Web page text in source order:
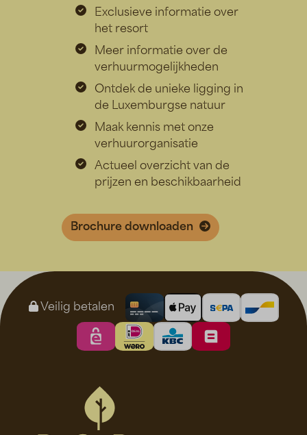
Exclusieve informatie over
het resort
Meer informatie over de
verhuurmogelijkheden
Ontdek de unieke ligging in
de Luxemburgse natuur
Maak kennis met onze
verhuurorganisatie
Actueel overzicht van de
prijzen en beschikbaarheid
Brochure downloaden
Veilig betalen